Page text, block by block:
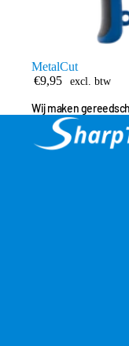
MetalCut
€9,95
excl. btw
Wij maken